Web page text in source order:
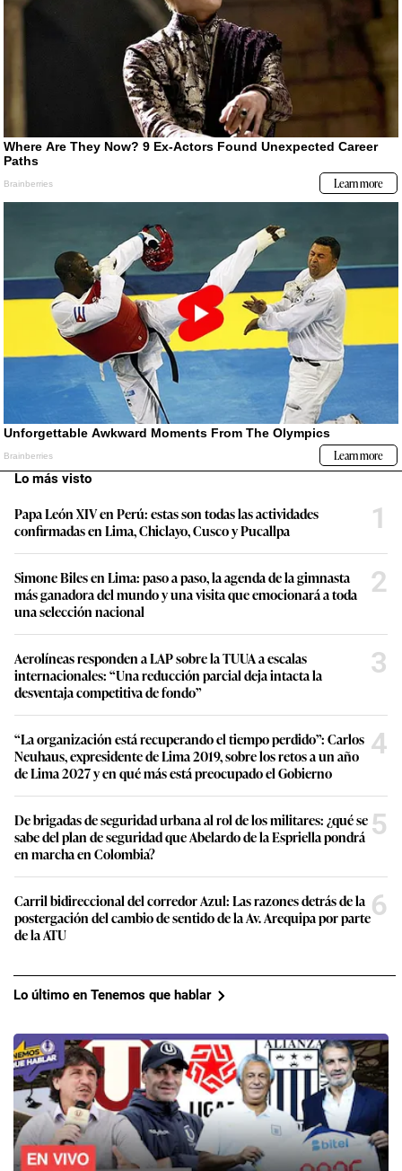
Lo más visto
Papa León XIV en Perú: estas son todas las actividades
confirmadas en Lima, Chiclayo, Cusco y Pucallpa
1
Simone Biles en Lima: paso a paso, la agenda de la gimnasta
más ganadora del mundo y una visita que emocionará a toda
una selección nacional
2
Aerolíneas responden a LAP sobre la TUUA a escalas
internacionales: “Una reducción parcial deja intacta la
desventaja competitiva de fondo”
3
“La organización está recuperando el tiempo perdido”: Carlos
Neuhaus, expresidente de Lima 2019, sobre los retos a un año
de Lima 2027 y en qué más está preocupado el Gobierno
4
De brigadas de seguridad urbana al rol de los militares: ¿qué se
sabe del plan de seguridad que Abelardo de la Espriella pondrá
en marcha en Colombia?
5
Carril bidireccional del corredor Azul: Las razones detrás de la
postergación del cambio de sentido de la Av. Arequipa por parte
de la ATU
6
Lo último en Tenemos que hablar